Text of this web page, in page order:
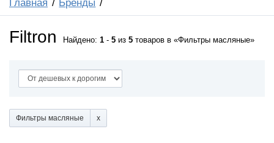
Главная Бренды
Filtron Найдено: 1 - 5 из 5 товаров в Фильтры масляные
Фильтры масляные